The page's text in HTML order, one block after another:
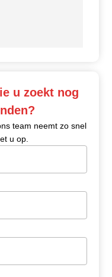
u zoekt nog
team neemt zo snel
u op.